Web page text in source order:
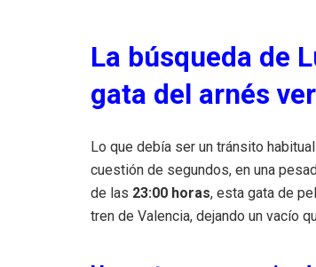
La búsqueda de
gata del arnés
Lo que debía ser un tránsito
cuestión de segundos, en una
de las 23:00 horas, esta gata de
tren de Valencia, dejando un vacío